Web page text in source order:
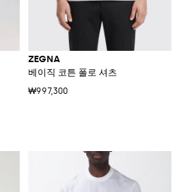
ZEGNA
베이직 코튼 폴로 셔츠
₩997,300